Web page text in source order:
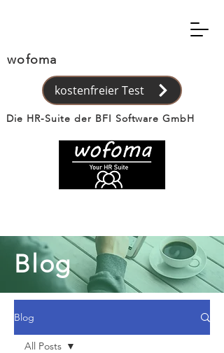
wofoma
Die HR-Suite der BFI Software GmbH
kostenfreier Test
Blog
Blog
All Posts